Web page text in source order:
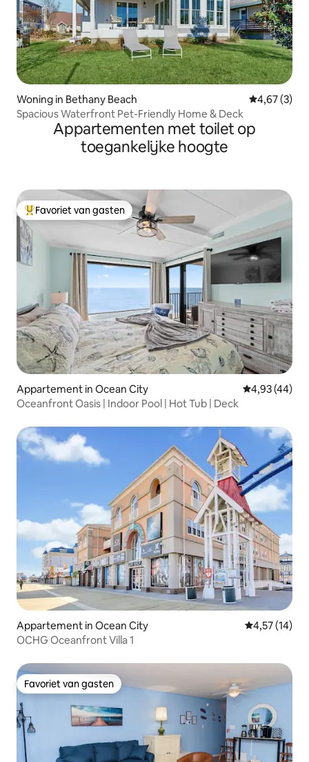
Woning in Bethany Beach
4,67 (3)
Spacious Waterfront Pet-Friendly Home & Deck
Appartementen met toilet op
toegankelijke hoogte
Topfavoriet van gasten
Favoriet van gasten
Appartement in Ocean City Gemiddelde
4,93 (44)
Oceanfront Oasis | Indoor Pool | Hot Tub | Deck
Appartement in Ocean City Gemiddelde
4,57 (14)
OCHG Oceanfront Villa 1
Favoriet van gasten
Favoriet van gasten